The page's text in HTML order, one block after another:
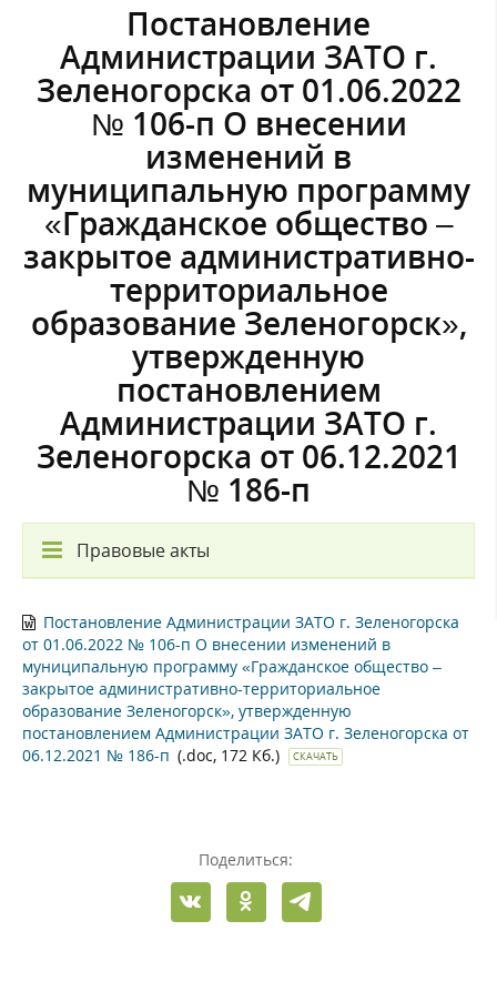
Постановление
Администрации ЗАТО г.
Зеленогорска от 01.06.2022
№ 106-п О внесении
изменений в
муниципальную программу
«Гражданское общество –
закрытое административно-
территориальное
образование Зеленогорск»,
утвержденную
постановлением
Администрации ЗАТО г.
Зеленогорска от 06.12.2021
№ 186-п
Правовые акты
Постановление Администрации ЗАТО г. Зеленогорска
от 01.06.2022 № 106-п О внесении изменений в
муниципальную программу «Гражданское общество –
закрытое административно-территориальное
образование Зеленогорск», утвержденную
постановлением Администрации ЗАТО г. Зеленогорска от
06.12.2021 № 186-п (.doc, 172 Кб.) СКАЧАТЬ
Поделиться: